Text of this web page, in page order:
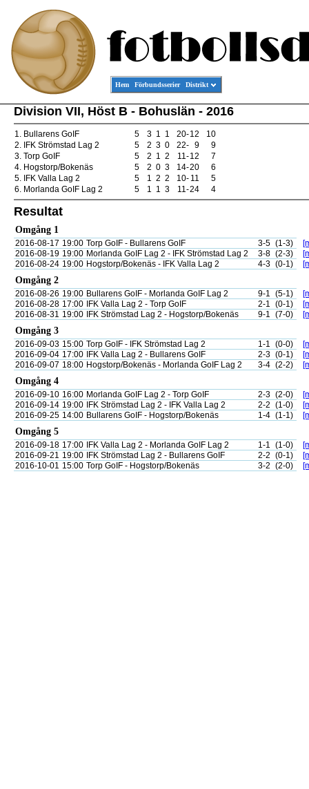
Hem Förbundsserier Distrikt
Division VII, Höst B - Bohuslän - 2016
1. Bullarens GoIF 5 3 1 1 20-12
10
2. IFK Strömstad Lag 2 5 2 3 0 22- 9
9
3. Torp GoIF 5 2 1 2 11-12
7
4. Hogstorp/Bokenäs 5 2 0 3 14-20
6
5. IFK Valla Lag 2 5 1 2 2 10- 11
5
6. Morlanda GoIF Lag 2 5 1 1 3 11-24 4
Resultat
Omgång 1
2016-08-17 19:00 Torp GoIF - Bullarens GoIF 3-5 (1-3)
2016-08-19 19:00 Morlanda GoIF Lag 2 - IFK Strömstad Lag 2 3-8 (2-3)
2016-08-24 19:00 Hogstorp/Bokenäs - IFK Valla Lag 2 4-3 (0-1)
Omgång 2
2016-08-26 19:00 Bullarens GoIF - Morlanda GoIF Lag 2 9-1 (5-1)
2016-08-28 17:00 IFK Valla Lag 2 - Torp GoIF 2-1 (0-1)
2016-08-31 19:00 IFK Strömstad Lag 2 - Hogstorp/Bokenäs 9-1 (7-0)
Omgång 3
2016-09-03 15:00 Torp GoIF - IFK Strömstad Lag 2 1-1 (0-0)
2016-09-04 17:00 IFK Valla Lag 2 - Bullarens GoIF 2-3 (0-1)
2016-09-07 18:00 Hogstorp/Bokenäs - Morlanda GoIF Lag 2 3-4 (2-2)
Omgång 4
2016-09-10 16:00 Morlanda GoIF Lag 2 - Torp GoIF 2-3 (2-0)
2016-09-14 19:00 IFK Strömstad Lag 2 - IFK Valla Lag 2 2-2 (1-0)
2016-09-25 14:00 Bullarens GoIF - Hogstorp/Bokenäs 1-4 (1-1)
Omgång 5
2016-09-18 17:00 IFK Valla Lag 2 - Morlanda GoIF Lag 2 1-1 (1-0)
2016-09-21 19:00 IFK Strömstad Lag 2 - Bullarens GoIF 2-2 (0-1)
2016-10-01 15:00 Torp GoIF - Hogstorp/Bokenäs 3-2 (2-0)